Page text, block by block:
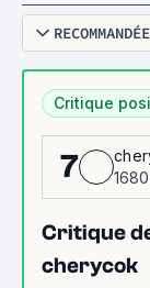
Critique
7
Critique
cherycok